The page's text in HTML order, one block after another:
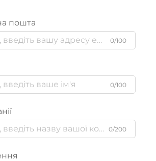
пошта
0/100
0/100
0/200